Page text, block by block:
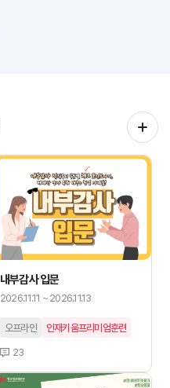
내부감사 입문
2026.11.11 ~ 2026.11.13
오프라인 인재키움프리미엄훈련
23